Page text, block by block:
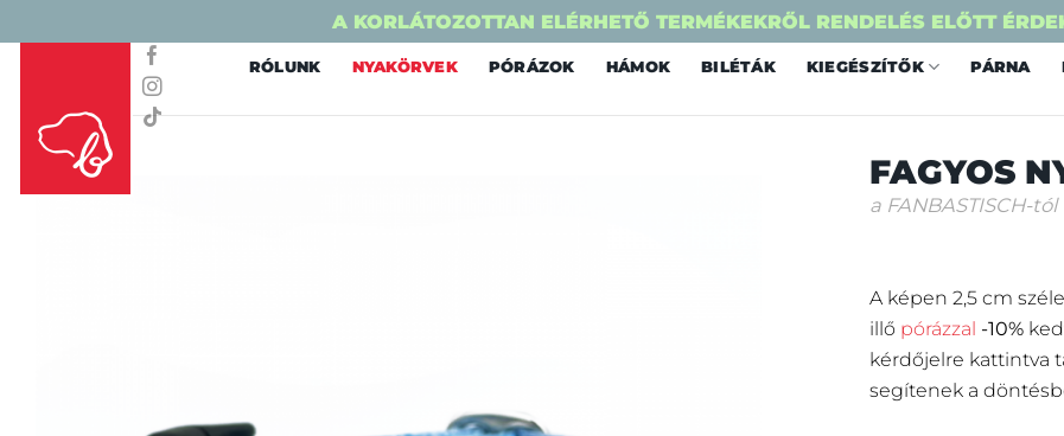
A KORLÁTOZOTTAN ELÉRHETŐ TERMÉKEKRŐL RENDELÉS ELŐTT
content
RÓLUNK NYAKÖRVEK PÓRÁZOK HÁMOK BILÉTÁK KIEGÉSZÍTŐK PÁRNA
FAGYOS
a FANBASTISCH-tól
A képen 2,5 cm
illő pórázzal -10%
kérdőjelre kattintva
segítenek a